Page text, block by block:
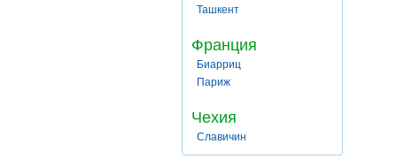
Ташкент
Франция
Биарриц
Париж
Чехия
Славичин